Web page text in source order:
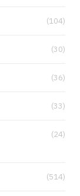
(104)
(30)
(36)
(33)
(24)
(514)